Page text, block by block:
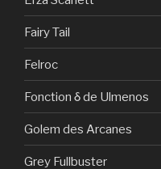
Fairy Tail
Felroc
Fonction δ de Ulmenos
Golem des Arcanes
Grey Fullbuster